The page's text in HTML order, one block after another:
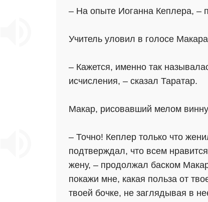
– На опыте Иоганна Кеплера, –
Учитель уловил в голосе
– Кажется, именно так
исчисления, – сказал Таратар.
Макар, рисовавший мелом
– Точно! Кеплер только что
подтверждал, что всем
жену, – продолжал баском
покажи мне, какая польза от
твоей бочке, не заглядывая в